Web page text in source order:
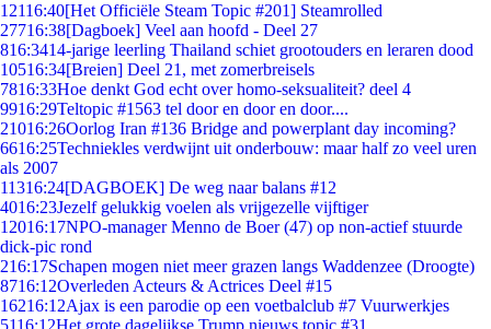
12116:40[Het Officiële Steam Topic #201] Steamrolled
27716:38[Dagboek] Veel aan hoofd - Deel 27
816:3414-jarige leerling Thailand schiet grootouders en leraren dood
10516:34[Breien] Deel 21, met zomerbreisels
7816:33Hoe denkt God echt over homo-seksualiteit? deel 4
9916:29Teltopic #1563 tel door en door en door....
21016:26Oorlog Iran #136 Bridge and powerplant day incoming?
6616:25Techniekles verdwijnt uit onderbouw: maar half zo veel uren
als 2007
11316:24[DAGBOEK] De weg naar balans #12
4016:23Jezelf gelukkig voelen als vrijgezelle vijftiger
12016:17NPO-manager Menno de Boer (47) op non-actief stuurde
dick-pic rond
216:17Schapen mogen niet meer grazen langs Waddenzee (Droogte)
8716:12Overleden Acteurs & Actrices Deel #15
16216:12Ajax is een parodie op een voetbalclub #7 Vuurwerkjes
5116:12Het grote dagelijkse Trump nieuws topic #31